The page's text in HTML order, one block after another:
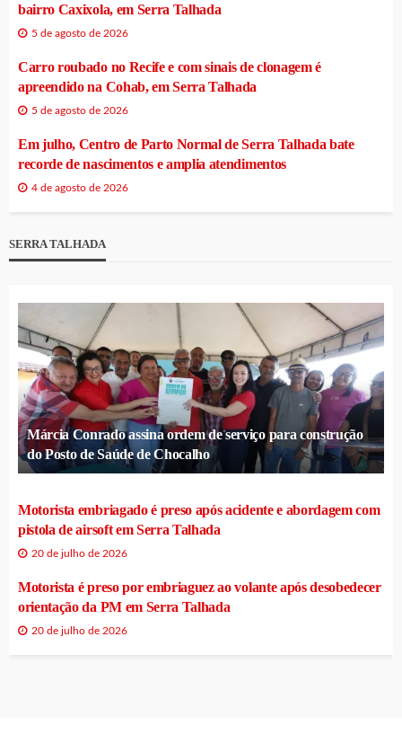
bairro Caxixola, em Serra Talhada
5 de agosto de 2026
Carro roubado no Recife e com sinais de clonagem é
apreendido na Cohab, em Serra Talhada
5 de agosto de 2026
Em julho, Centro de Parto Normal de Serra Talhada bate
recorde de nascimentos e amplia atendimentos
4 de agosto de 2026
SERRA TALHADA
Márcia Conrado assina ordem de serviço para construção
do Posto de Saúde de Chocalho
Motorista embriagado é preso após acidente e abordagem com
pistola de airsoft em Serra Talhada
20 de julho de 2026
Motorista é preso por embriaguez ao volante após desobedecer
orientação da PM em Serra Talhada
20 de julho de 2026